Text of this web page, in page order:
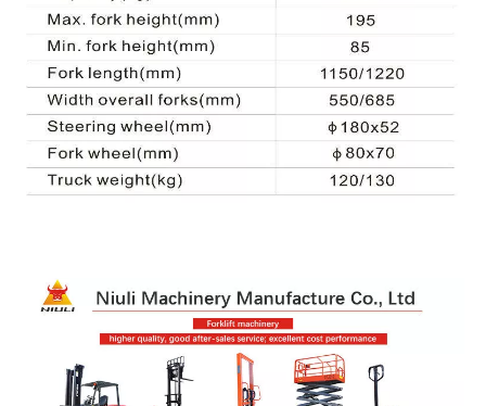
Bomba hidráulica de servicio súper pesado